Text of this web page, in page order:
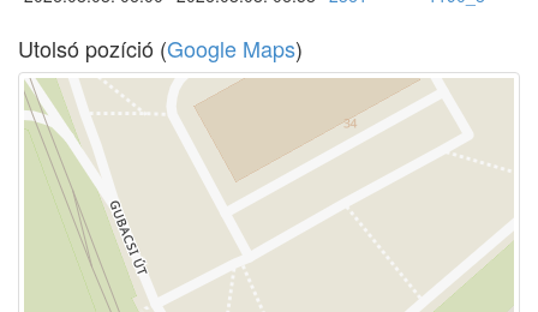
Utolsó pozíció (Google Maps)